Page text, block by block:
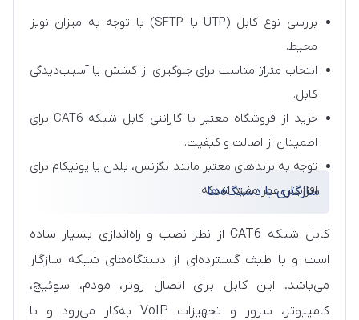
بررسی نوع کابل (UTP یا SFTP) با توجه به میزان نویز
محیط.
انتخاب متراژ مناسب برای جلوگیری از کشش یا آسیب‌دیدگی
کابل.
خرید از فروشگاه معتبر با گارانتی کابل شبکه CAT6 برای
اطمینان از اصالت و کیفیت.
توجه به برندهای معتبر مانند نگزنس، بلدن یا یونیکام برای
افزایش عمر مفید شبکه.
سازگاری با دستگاه‌ها
کابل شبکه CAT6 از نظر نصب و راه‌اندازی بسیار ساده
است و با طیف گسترده‌ای از دستگاه‌های شبکه سازگار
می‌باشد. این کابل برای اتصال روتر، مودم، سوئیچ،
کامپیوتر، سرور و تجهیزات VoIP به‌کار می‌رود و با